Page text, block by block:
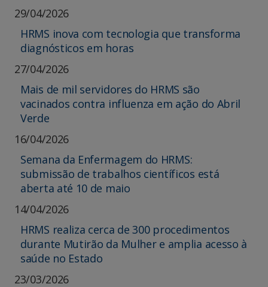
29/04/2026
HRMS inova com tecnologia que transforma
diagnósticos em horas
27/04/2026
Mais de mil servidores do HRMS são
vacinados contra influenza em ação do Abril
Verde
16/04/2026
Semana da Enfermagem do HRMS:
submissão de trabalhos científicos está
aberta até 10 de maio
14/04/2026
HRMS realiza cerca de 300 procedimentos
durante Mutirão da Mulher e amplia acesso à
saúde no Estado
23/03/2026